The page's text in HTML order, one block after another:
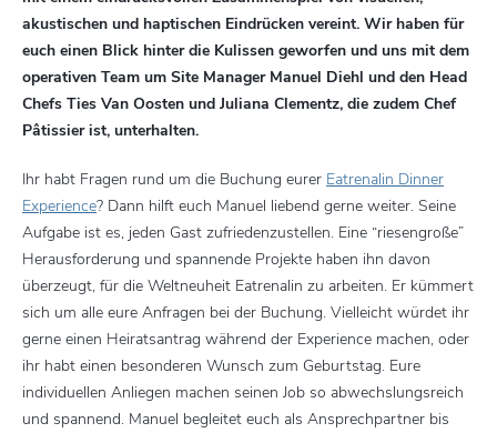
akustischen und haptischen Eindrücken vereint. Wir haben für
euch einen Blick hinter die Kulissen geworfen und uns mit dem
operativen Team um Site Manager Manuel Diehl und den Head
Chefs Ties Van Oosten und Juliana Clementz, die zudem Chef
Pâtissier ist, unterhalten.
Ihr habt Fragen rund um die Buchung eurer Eatrenalin Dinner
Experience? Dann hilft euch Manuel liebend gerne weiter. Seine
Aufgabe ist es, jeden Gast zufriedenzustellen. Eine “riesengroße”
Herausforderung und spannende Projekte haben ihn davon
überzeugt, für die Weltneuheit Eatrenalin zu arbeiten. Er kümmert
sich um alle eure Anfragen bei der Buchung. Vielleicht würdet ihr
gerne einen Heiratsantrag während der Experience machen, oder
ihr habt einen besonderen Wunsch zum Geburtstag. Eure
individuellen Anliegen machen seinen Job so abwechslungsreich
und spannend. Manuel begleitet euch als Ansprechpartner bis